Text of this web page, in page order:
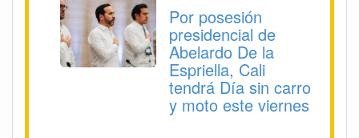
Por posesión
presidencial de
Abelardo De la
Espriella, Cali
tendrá Día sin carro
y moto este viernes